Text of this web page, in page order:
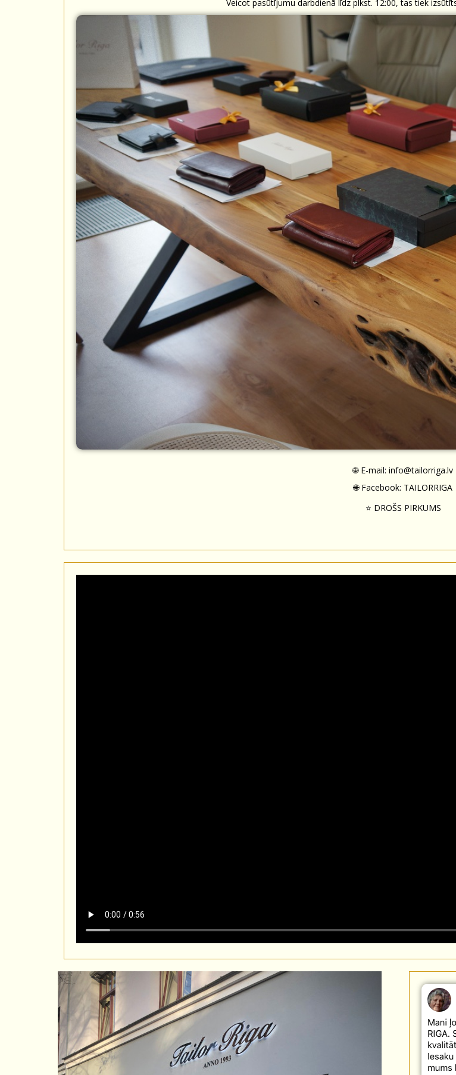
Veicot pasūtījumu darbdienā līdz plkst. 12:00, tas tiek
🌐 E-mail: info@tailorriga.lv
🌐 Facebook: TAILORRIGA
⭐ DROŠS PIRKUMS